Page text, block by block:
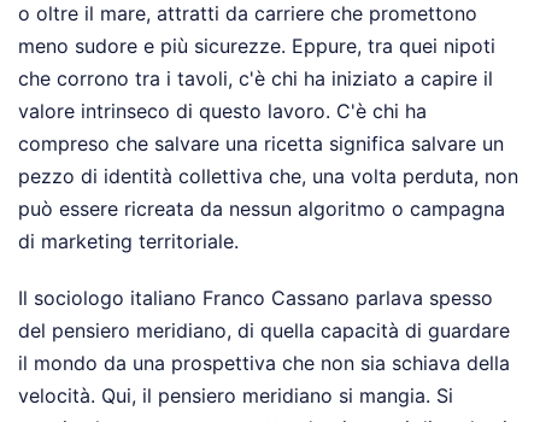
o oltre il mare, attratti da carriere che promettono
meno sudore e più sicurezze. Eppure, tra quei nipoti
che corrono tra i tavoli, c'è chi ha iniziato a capire il
valore intrinseco di questo lavoro. C'è chi ha
compreso che salvare una ricetta significa salvare un
pezzo di identità collettiva che, una volta perduta, non
può essere ricreata da nessun algoritmo o campagna
di marketing territoriale.
Il sociologo italiano Franco Cassano parlava spesso
del pensiero meridiano, di quella capacità di guardare
il mondo da una prospettiva che non sia schiava della
velocità. Qui, il pensiero meridiano si mangia. Si